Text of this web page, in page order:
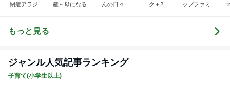
閉症アラジン
産～母になる
んの日々
ク＋2
ップファミリ
もっと見る
ジャンル人気記事ランキング
子育て(小学生以上)